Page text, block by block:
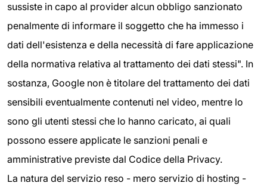
sussiste in capo al provider alcun obbligo sanzionato
penalmente di informare il soggetto che ha immesso i
dati dell'esistenza e della necessità di fare applicazione
della normativa relativa al trattamento dei dati stessi". In
sostanza, Google non è titolare del trattamento dei dati
sensibili eventualmente contenuti nel video, mentre lo
sono gli utenti stessi che lo hanno caricato, ai quali
possono essere applicate le sanzioni penali e
amministrative previste dal Codice della Privacy.
La natura del servizio reso - mero servizio di hosting -